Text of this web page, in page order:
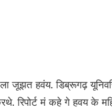
ला जूझत हवंय.डिब्रूगढ़
रिपोर्ट मं कहे गे हवय के